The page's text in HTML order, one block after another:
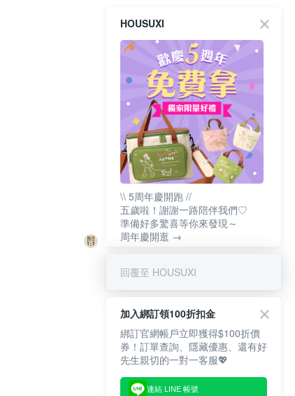
HOUSUXI
\\ 5周年慶開跑 //
五歲啦！謝謝一路陪伴我們♡
準備好多驚喜等你來發現～
周年慶開逛 →
回覆至 HOUSUXI
加入綁訂領100折扣金
綁訂官網帳戶立即獲得$100折價
券！訂單查詢、隱藏優惠、還有好
先生親切的一對一客服💖
連結 LINE 帳號